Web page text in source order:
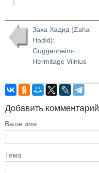
Заха Хадид (Zaha
Hadid):
Guggenheim-
Hermitage Vilnius
Добавить комментарий
Ваше имя
Тема